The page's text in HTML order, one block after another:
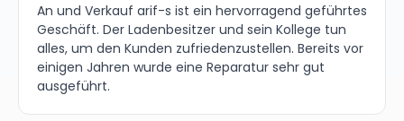
An und Verkauf arif-s ist ein hervorragend geführtes
Geschäft. Der Ladenbesitzer und sein Kollege tun
alles, um den Kunden zufriedenzustellen. Bereits vor
einigen Jahren wurde eine Reparatur sehr gut
ausgeführt.